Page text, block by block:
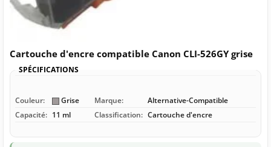
Cartouche d'encre compatible Canon CLI-526GY grise
SPÉCIFICATIONS
Couleur: Grise Marque:
Alternative-Compatible
Capacité: 11 ml Classification: Cartouche d'encre